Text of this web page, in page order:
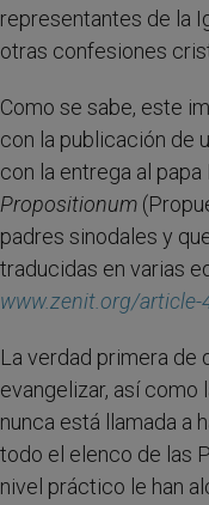
representantes de la
otras confesiones
Como se sabe, este
con la publicación de
con la entrega al
Propositionum
padres sinodales y
traducidas en varias
www.zenit.org/article-
La verdad primera de
evangelizar, así como
nunca está llamada a
todo el elenco de las
nivel práctico le han